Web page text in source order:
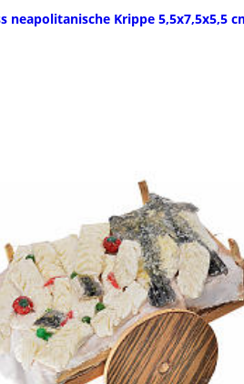
neapolitanische Krippe 5,5x7,5x5,5